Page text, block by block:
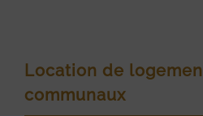
Location de
communaux